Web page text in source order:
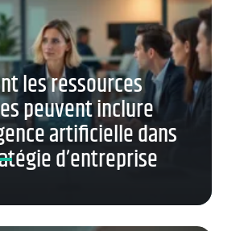
les ressources
peuvent inclure
artificielle dans
d’entreprise